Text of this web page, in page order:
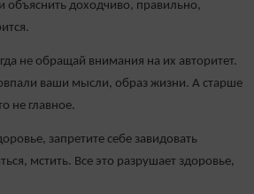
объяснить доходчиво, правильно,
не обращай внимания на их авторитет.
ваши мысли, образ жизни. А старше
не главное.
запретите себе завидовать
мстить. Все это разрушает здоровье,